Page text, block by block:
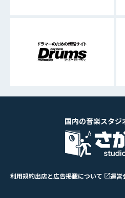
国内の音楽スタジ
利用規約出店と広告掲載について 運営